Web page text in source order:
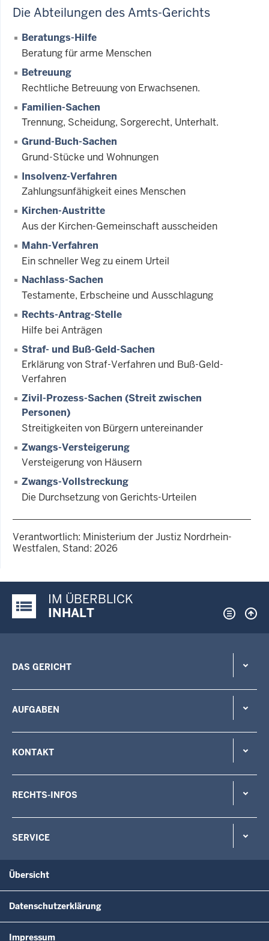
Die Abteilungen des Amts-Gerichts
Beratungs-Hilfe
Beratung für arme Menschen
Betreuung
Rechtliche Betreuung von Erwachsenen.
Familien-Sachen
Trennung, Scheidung, Sorgerecht, Unterhalt.
Grund-Buch-Sachen
Grund-Stücke und Wohnungen
Insolvenz-Verfahren
Zahlungsunfähigkeit eines Menschen
Kirchen-Austritte
Aus der Kirchen-Gemeinschaft ausscheiden
Mahn-Verfahren
Ein schneller Weg zu einem Urteil
Nachlass-Sachen
Testamente, Erbscheine und Ausschlagung
Rechts-Antrag-Stelle
Hilfe bei Anträgen
Straf- und Buß-Geld-Sachen
Erklärung von Straf-Verfahren und Buß-Geld-
Verfahren
Zivil-Prozess-Sachen (Streit zwischen
Personen)
Streitigkeiten von Bürgern untereinander
Zwangs-Versteigerung
Versteigerung von Häusern
Zwangs-Vollstreckung
Die Durchsetzung von Gerichts-Urteilen
Verantwortlich: Ministerium der Justiz Nordrhein-
Westfalen, Stand: 2026
Justiz-Portal im Überblick:
IM ÜBERBLICK
INHALT
DAS GERICHT
AUFGABEN
KONTAKT
RECHTS-INFOS
SERVICE
Übersicht
Datenschutzerklärung
Impressum